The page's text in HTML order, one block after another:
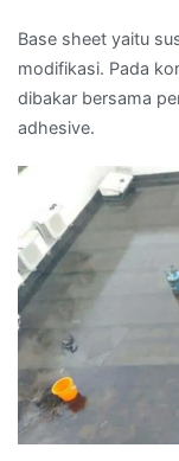
Base sheet yaitu
modifikasi. Pada
dibakar bersama
adhesive.